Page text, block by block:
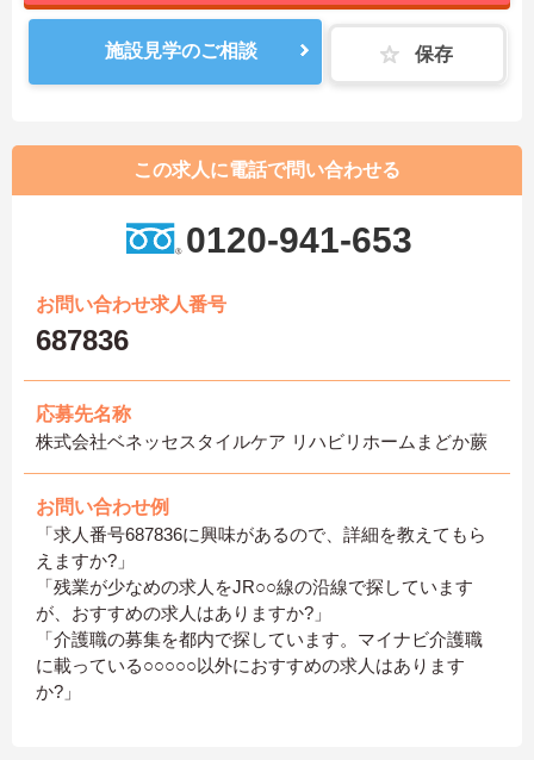
施設見学のご相談 保存
この求人に電話で問い合わせる
0120-941-653
お問い合わせ求人番号
687836
応募先名称
株式会社ベネッセスタイルケア リハビリホームまどか蕨
お問い合わせ例
「求人番号687836に興味があるので、詳細を教えてもら
えますか?」
「残業が少なめの求人をJR○○線の沿線で探しています
が、おすすめの求人はありますか?」
「介護職の募集を都内で探しています。マイナビ介護職
に載っている○○○○○以外におすすめの求人はあります
か?」